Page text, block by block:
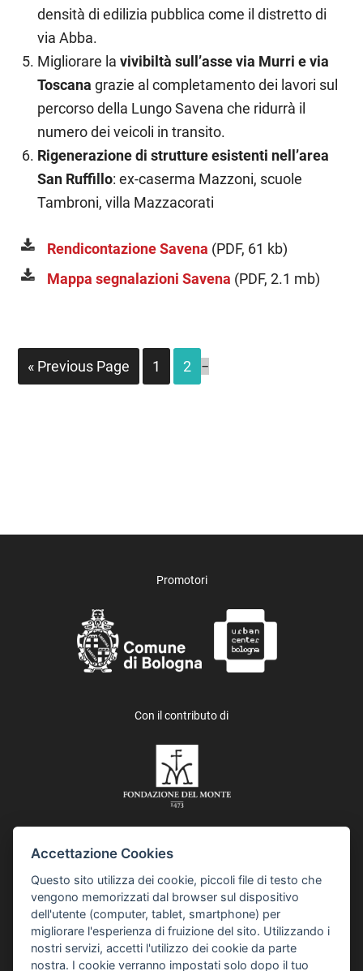
densità di edilizia pubblica come il distretto di
via Abba.
Migliorare lavivibiltà sull’asse via Murri e via
Toscana grazie al completamento dei lavori sul
percorso della Lungo Savena che ridurrà il
numero dei veicoli in transito.
Rigenerazione di strutture esistenti nell’area
San Ruffillo: ex-caserma Mazzoni, scuole
Tambroni, villa Mazzacorati
Rendicontazione Savena (PDF, 61 kb)
Mappa segnalazioni Savena (PDF, 2.1 mb)
« Previous Page 1 2
Promotori
Con il contributo di
In collaborazione con i Quartieri del Comune di Bologna e Asp,
Azienda pubblica di servizi alla persona, IES, Istituzione
Educazione Scuola, e Istituzione per l’inclusione sociale e
comunitaria. Il progetto “Collaborare è Bologna” è realizzato
anche grazie al contributo della Fondazione del Monte di Bologna
e Ravenna, e Metroweb.
Accettazione Cookies
Questo sito utilizza dei cookie, piccoli file di testo che
vengono memorizzati dal browser sul dispositivo
dell'utente (computer, tablet, smartphone) per
migliorare l'esperienza di fruizione del sito. Utilizzando i
nostri servizi, accetti l'utilizzo dei cookie da parte
nostra. I cookie verranno impostati solo dopo il tuo